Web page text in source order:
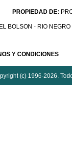
PROPIEDAD DE:
BOLSON - RIO NEGRO
Y CONDICIONES
(c) 1996-2026.